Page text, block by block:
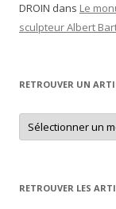
DROIN dans Le
sculpteur Albert
RETROUVER UN
Retrouver
un
article
RETROUVER LES